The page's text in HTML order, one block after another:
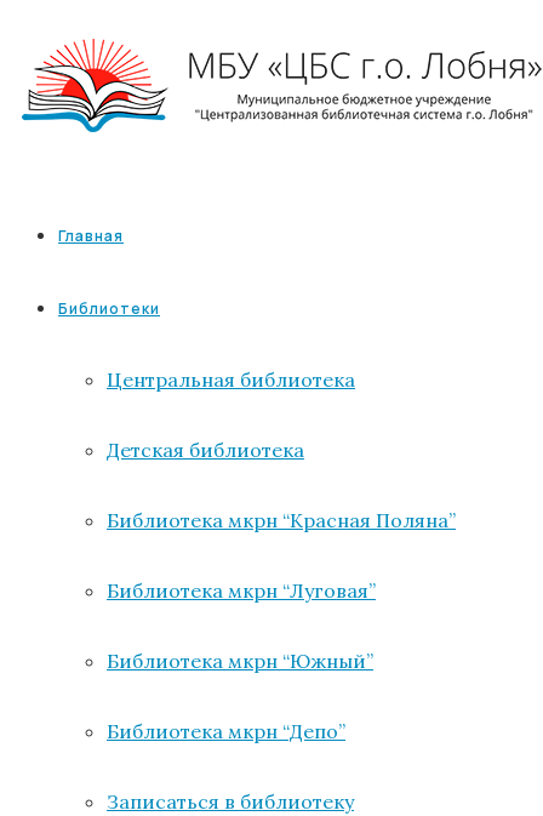
Главная
Библиотеки
Центральная библиотека
Детская библиотека
Библиотека мкрн “Красная Поляна”
Библиотека мкрн “Луговая”
Библиотека мкрн “Южный”
Библиотека мкрн “Депо”
Записаться в библиотеку